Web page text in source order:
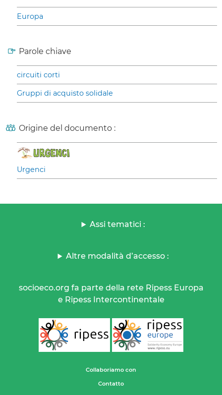
Europa
Parole chiave
circuiti corti
Gruppi di acquisto solidale
Origine del documento :
Urgenci
Assi tematici :
Altre modalità d’accesso :
socioeco.org fa parte della rete Ripess Europa
e Ripess Intercontinentale
Collaboriamo con
Contatto